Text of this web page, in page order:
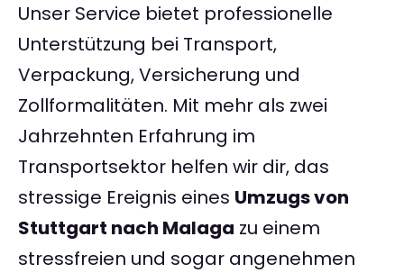
Unser Service bietet professionelle
Unterstützung bei Transport,
Verpackung, Versicherung und
Zollformalitäten. Mit mehr als zwei
Jahrzehnten Erfahrung im
Transportsektor helfen wir dir, das
stressige Ereignis eines Umzugs von
Stuttgart nach Malaga zu einem
stressfreien und sogar angenehmen